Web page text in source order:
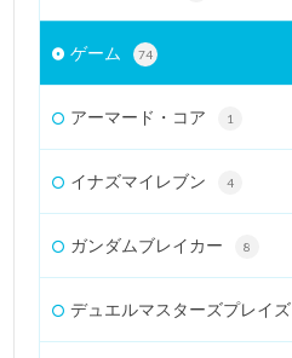
ゲーム 74
アーマード・コア 1
イナズマイレブン 4
ガンダムブレイカー 8
デュエルマスターズプレイズ